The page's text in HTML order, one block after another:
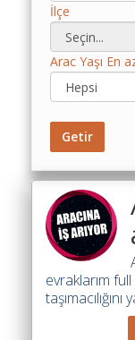
Maliyet
Hesaplama
Toplu
Maliyet
Hesaplama
Karşılaştırma
Robotu
Masaüstü
Maliyet
Programı
İlçe
Arac Yaşı En
Getir
evraklarım
taşımacılığını